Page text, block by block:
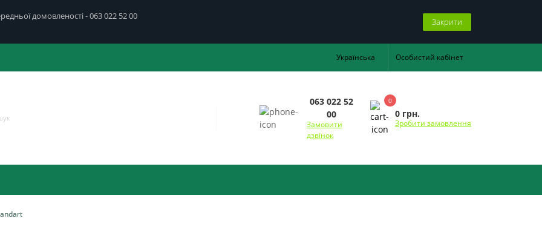
домовленості - 063 022 52 00
Закрити
Українська Особистий кабінет
063 022 52
00
Замовити
дзвінок
0
0 грн.
Зробити замовлення